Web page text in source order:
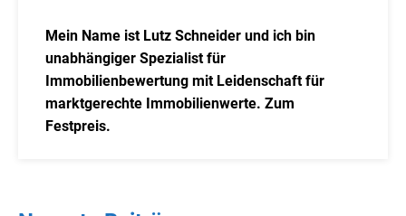
Mein Name ist Lutz Schneider und ich bin
unabhängiger Spezialist für
Immobilienbewertung mit Leidenschaft für
marktgerechte Immobilienwerte. Zum
Festpreis.